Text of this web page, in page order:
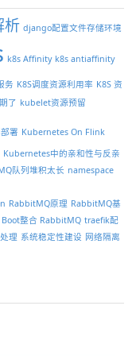
析 django配置文件存储环境
k8s Affinity k8s antiaffinity
务 K8S调度资源利用率 K8S 资
了 kubelet资源预留
署 Kubernetes On Flink
Kubernetes中的亲和性与反亲
队列堆积太长 namespace
RabbitMQ原理 RabbitMQ基
整合 RabbitMQ traefik配
理 系统稳定性建设 网络隔离